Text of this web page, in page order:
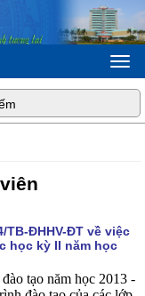
TB-ĐHHV-ĐT về việc
học kỳ II năm học
tạo năm học 2013 -